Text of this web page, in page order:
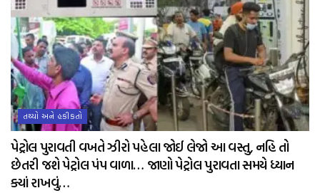
તથ્યો અને હકીકતો
પેટ્રોલ પુરાવતી વખતે ઝીરો પહેલા જોઈ લેજો આ વસ્તુ, નહિ તો
છેતરી જશે પેટ્રોલ પંપ વાળા… જાણો પેટ્રોલ પુરાવતા સમયે ધ્યાન
ક્યાં રાખવું…